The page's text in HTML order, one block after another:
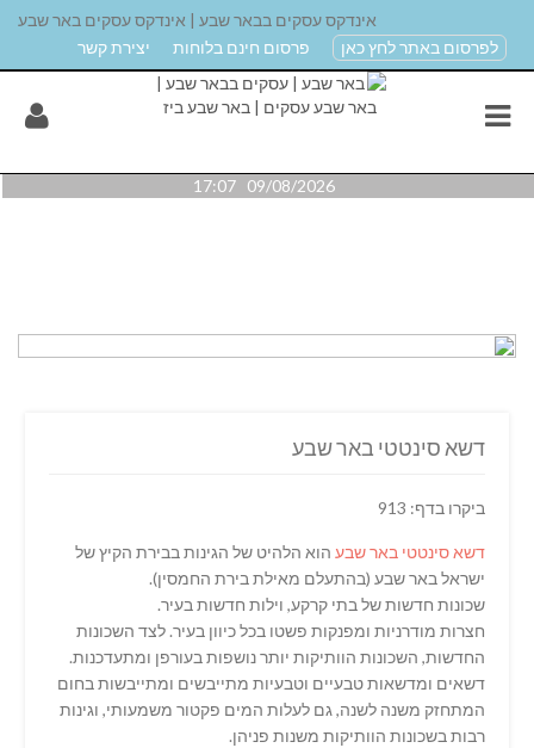
אינדקס עסקים בבאר שבע | אינדקס עסקים באר שבע
לפרסום באתר לחץ כאן
פרסום חינם בלוחות יצירת קשר
09/08/2026 17:07
דשא סינטטי באר שבע
ביקרו בדף: 913
דשא סינטטי באר שבע הוא הלהיט של הגינות בבירת הקיץ של
ישראל באר שבע (בהתעלם מאילת בירת החמסין).
שכונות חדשות של בתי קרקע, וילות חדשות בעיר.
חצרות מודרניות ומפנקות פשטו בכל כיוון בעיר. לצד השכונות
החדשות, השכונות הוותיקות יותר נושפות בעורפן ומתעדכנות.
דשאים ומדשאות טבעיים וטבעיות מתייבשים ומתייבשות בחום
המתחזק משנה לשנה, גם לעלות המים פקטור משמעותי, וגינות
רבות בשכונות הוותיקות משנות פניהן.